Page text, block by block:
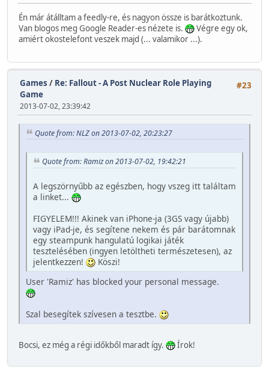
Én már átálltam a feedly-re, és nagyon össze is barátkoztunk.
Van blogos meg Google Reader-es nézete is.
Végre egy ok,
amiért okostelefont veszek majd (... valamikor ...).
#23
Games / Re: Fallout - A Post Nuclear Role Playing
Game
2013-07-02, 23:39:42
Quote from: NLZ on 2013-07-02, 20:23:27
Quote from: Ramiz on 2013-07-02, 19:42:21
A legszörnyűbb az egészben, hogy vszeg itt találtam
a linket...
FIGYELEM!!! Akinek van iPhone-ja (3GS vagy újabb)
vagy iPad-je, és segítene nekem és pár barátomnak
egy steampunk hangulatú logikai játék
tesztelésében (ingyen letöltheti természetesen), az
jelentkezzen!
Köszi!
User 'Ramiz' has blocked your personal message.
Szal besegítek szívesen a tesztbe.
Bocsi, ez még a régi időkből maradt így. Írok!